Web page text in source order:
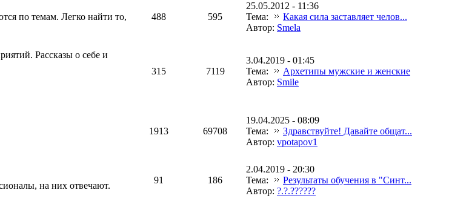
по темам. Легко найти то,
488 595
25.05.2012 - 11:36
Тема:
Какая сила заставляет челов...
Автор: Smela
Рассказы о себе и
315 7119
3.04.2019 - 01:45
Тема:
Архетипы мужские и женские
Автор: Smile
1913 69708
19.04.2025 - 08:09
Тема:
Здравствуйте! Давайте общат...
Автор: vpotapov1
на них отвечают.
91 186
2.04.2019 - 20:30
Тема:
Результаты обучения в "Синт...
Автор: ?.?.??????